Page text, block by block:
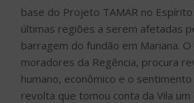
base do Projeto TAMAR no
últimas regiões a serem afetadas
barragem do fundão em Mariana.
moradores da Regência, procura
humano, econômico e o
revolta que tomou conta da Vila um